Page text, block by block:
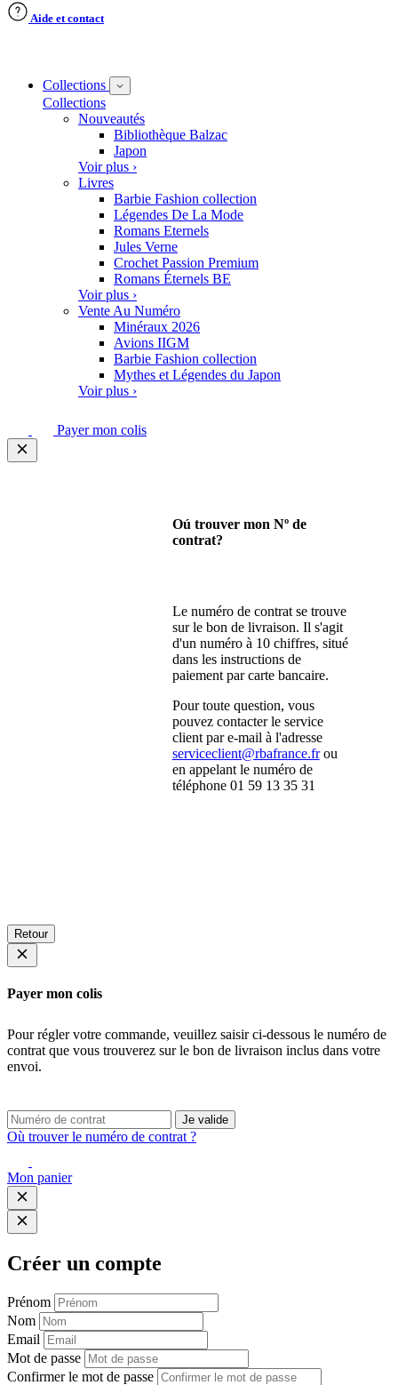
Aide et contact
Collections
Collections
Nouveautés
Bibliothèque Balzac
Japon
Voir plus ›
Livres
Barbie Fashion collection
Légendes De La Mode
Romans Eternels
Jules Verne
Crochet Passion Premium
Romans Éternels BE
Voir plus ›
Vente Au Numéro
Minéraux 2026
Avions IIGM
Barbie Fashion collection
Mythes et Légendes du Japon
Voir plus ›
Payer mon colis
Oú trouver mon Nº de
contrat?
Le numéro de contrat se trouve
sur le bon de livraison. Il s'agit
d'un numéro à 10 chiffres, situé
dans les instructions de
paiement par carte bancaire.
Pour toute question, vous
pouvez contacter le service
client par e-mail à l'adresse
serviceclient@rbafrance.frou
en appelant le numéro de
téléphone 01 59 13 35 31
Retour
Payer mon colis
Pour régler votre commande, veuillez saisir ci-dessous le numéro de
contrat que vous trouverez sur le bon de livraison inclus dans votre
envoi.
Je valide
Où trouver le numéro de contrat ?
Mon panier
Créer un compte
Prénom
Nom
Email
Mot de passe
Confirmer le mot de passe